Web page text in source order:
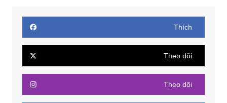
Thích
Theo dõi
Theo dõi